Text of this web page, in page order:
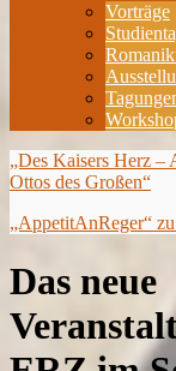
Vorträge
„Des Kaisers Herz –
Ottos des Großen“
„AppetitAnReger“
Das neue